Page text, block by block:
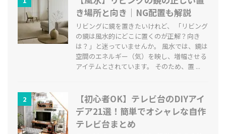
き場所と向き｜NG配置も解説
リビングに鏡を置きたいけれど、 「リビング
の鏡は風水的にどこに置くのが正解？向き
は？」と迷っていませんか。 風水では、鏡は
空間のエネルギー（気）を映し、増幅させる
アイテムとされています。 そのため、置 ...
2
【初心者OK】テレビ台のDIYアイ
デア21選！簡単でオシャレな自作
テレビ台まとめ